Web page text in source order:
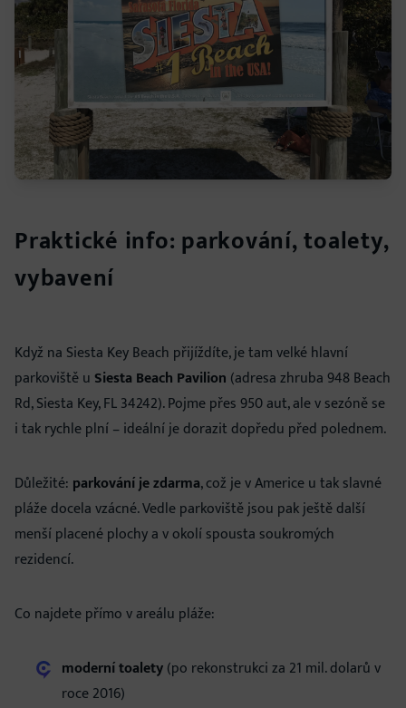
Praktické info: parkování, toalety,
vybavení
Když na Siesta Key Beach přijíždíte, je tam velké hlavní
parkoviště u Siesta Beach Pavilion (adresa zhruba 948 Beach
Rd, Siesta Key, FL 34242). Pojme přes 950 aut, ale v sezóně se
i tak rychle plní – ideální je dorazit dopředu před polednem.
Důležité: parkování je zdarma, což je v Americe u tak slavné
pláže docela vzácné. Vedle parkoviště jsou pak ještě další
menší placené plochy a v okolí spousta soukromých
rezidencí.
Co najdete přímo v areálu pláže:
moderní toalety(po rekonstrukci za 21 mil. dolarů v
roce 2016)